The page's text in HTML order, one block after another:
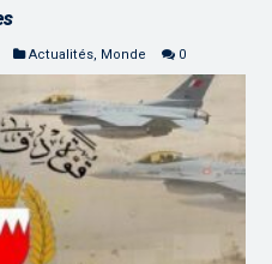
Actualités, Monde 0